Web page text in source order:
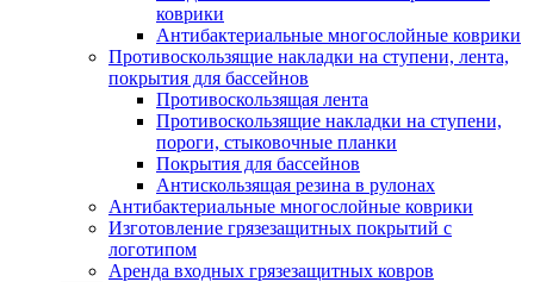
коврики
Антибактериальные многослойные коврики
Противоскользящие накладки на ступени, лента,
покрытия для бассейнов
Противоскользящая лента
Противоскользящие накладки на ступени,
пороги, стыковочные планки
Покрытия для бассейнов
Антискользящая резина в рулонах
Антибактериальные многослойные коврики
Изготовление грязезащитных покрытий с
логотипом
Аренда входных грязезащитных ковров